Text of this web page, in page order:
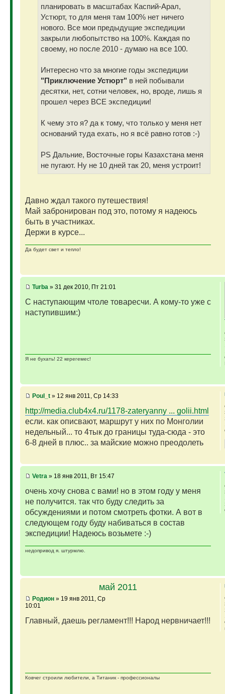
планировать в масштабах Каспий-Арал,
Устюрт, то для меня там 100% нет ничего
нового. Все мои предыдущие экспедиции
закрыли любопытство на 100%. Каждая по
своему, но после 2010 - думаю на все 100.
Интересно что за многие годы экспедиции
"Приключение Устюрт" в ней побывали
десятки, нет, сотни человек, но, вроде, лишь я
прошел через ВСЕ экспедиции!
К чему это я? да к тому, что только у меня нет
оснований туда ехать, но я всё равно готов :-)
PS Дальние, Восточные горы Казахстана меня
не пугают. Ну не 10 дней так 20, меня устроит!
Давно ждал такого путешествия!
Май забронирован под это, потому я надеюсь
быть в участниках.
Держи в курсе...
Да будет свет и тепло!
Turba » 31 дек 2010, Пт 21:01
С наступающим чтоле товаресчи. А кому-то уже с
наступившим:)
Я не бухать! 22 керегемес!
Poul_t» 12 янв 2011, Ср 14:33
http://media.club4x4.ru/1178-zateryanny ... golii.html
если. как описвают, маршрут у них по Монголии
недельный... то 4тык до границы туда-сюда - это
6-8 дней в плюс.. за майские можно преодолеть
Vetra » 18 янв 2011, Вт 15:47
очень хочу снова с вами! но в этом году у меня
не получится. так что буду следить за
обсуждениями и потом смотреть фотки. А вот в
следующем году буду набиваться в состав
экспедиции! Надеюсь возьмете :-)
недопривод я. штурмлю.
май 2011
Родион» 19 янв 2011, Ср
10:01
Главный, даешь регламент!!! Народ нервничает!!!
Ковчег строили любители, а Титаник - профессионалы